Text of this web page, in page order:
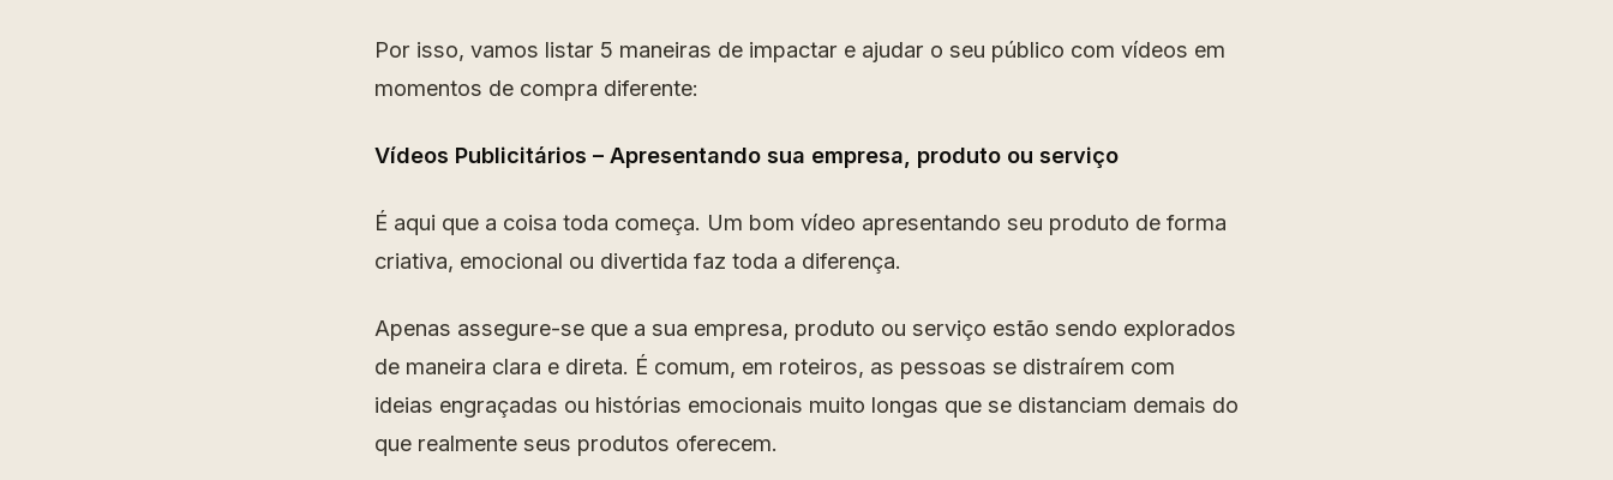
Por isso, vamos listar 5 maneiras de impactar e ajudar o seu público com vídeos em
momentos de compra diferente:
Vídeos Publicitários – Apresentando sua empresa, produto ou serviço
É aqui que a coisa toda começa. Um bom vídeo apresentando seu produto de forma
criativa, emocional ou divertida faz toda a diferença.
Apenas assegure-se que a sua empresa, produto ou serviço estão sendo explorados
de maneira clara e direta. É comum, em roteiros, as pessoas se distraírem com
ideias engraçadas ou histórias emocionais muito longas que se distanciam demais do
que realmente seus produtos oferecem.